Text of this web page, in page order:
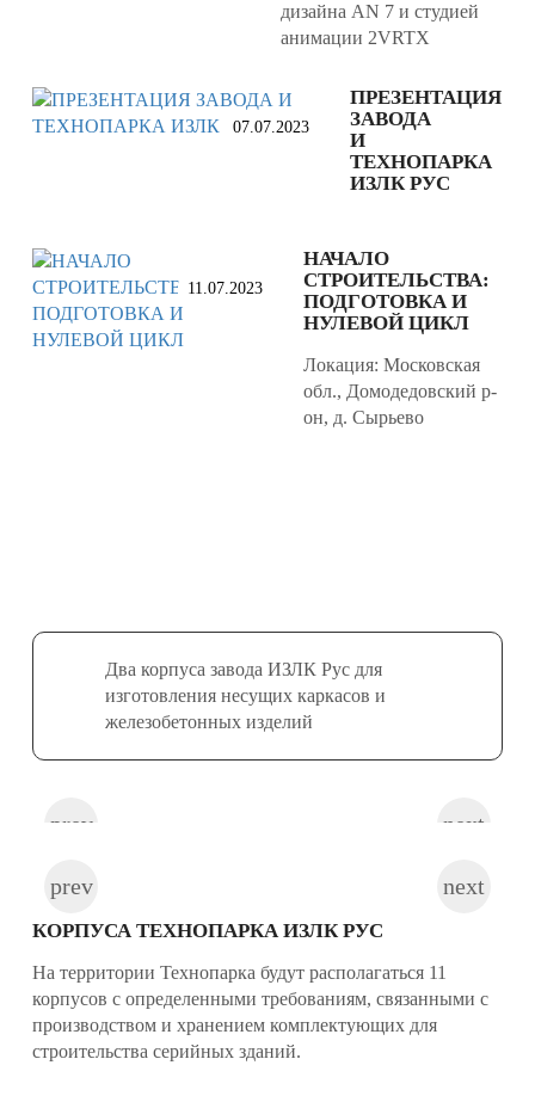
дизайна AN 7 и студией
анимации 2VRTX
07.07.2023
ПРЕЗЕНТАЦИЯ
ЗАВОДА
И
ТЕХНОПАРКА
ИЗЛК РУС
11.07.2023
НАЧАЛО
СТРОИТЕЛЬСТВА:
ПОДГОТОВКА И
НУЛЕВОЙ ЦИКЛ
Локация: Московская
обл., Домодедовский р-
он, д. Сырьево
Два корпуса завода ИЗЛК Рус для
изготовления несущих каркасов и
железобетонных изделий
КОРПУСА ТЕХНОПАРКА ИЗЛК РУС
На территории Технопарка будут располагаться 11
корпусов с определенными требованиям, связанными с
производством и хранением комплектующих для
строительства серийных зданий.